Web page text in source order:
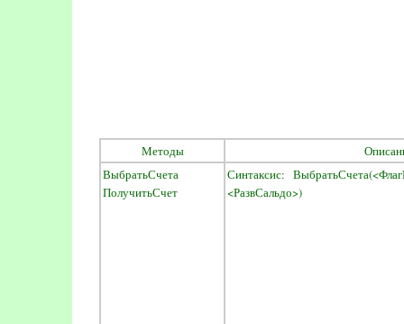
Методы
ВыбратьСчета
ПолучитьСчет
Синтаксис:
<РазвСальдо>)